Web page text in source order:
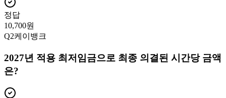
정답
10,700원
Q2케이뱅크
2027년 적용 최저임금으로 최종 의결된 시간당 금액
은?